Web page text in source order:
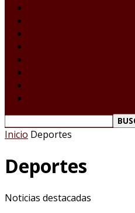
Inicio Deportes
Deportes
Noticias destacadas